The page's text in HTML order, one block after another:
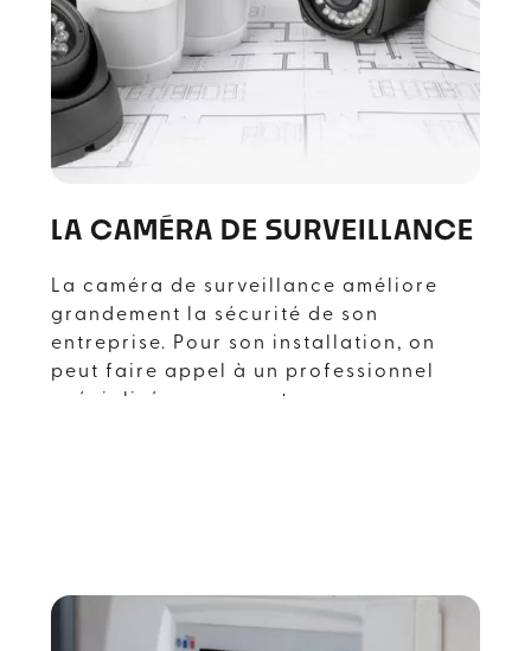
LA CAMÉRA DE SURVEILLANCE
La caméra de surveillance améliore
grandement la sécurité de son
entreprise. Pour son installation, on
peut faire appel à un professionnel
spécialisé, comme notre
Les conseils d’un spécialiste peuvent